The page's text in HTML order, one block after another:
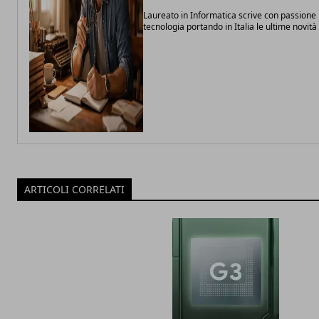
Laureato in Informatica scrive con
tecnologia portando in Italia le ultime novità
ARTICOLI CORRELATI